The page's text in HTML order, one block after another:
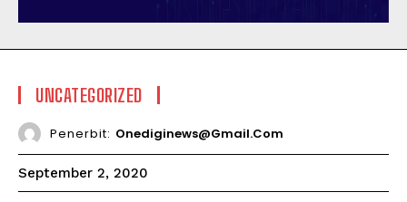
UNCATEGORIZED
Penerbit: Onediginews@gmail.com
September 2, 2020